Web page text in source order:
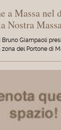
a Massa nel
Nostra
Bruno Giampaoli
del Portone di